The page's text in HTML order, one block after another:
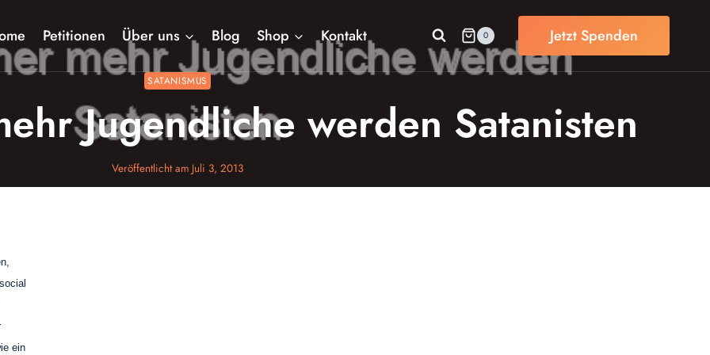
Petitionen Über uns Blog Shop Kontakt 0 Jetzt Spenden
SATANISMUS
Jugendliche werden Satanisten
Veröffentlicht am Juli 3, 2013
ein